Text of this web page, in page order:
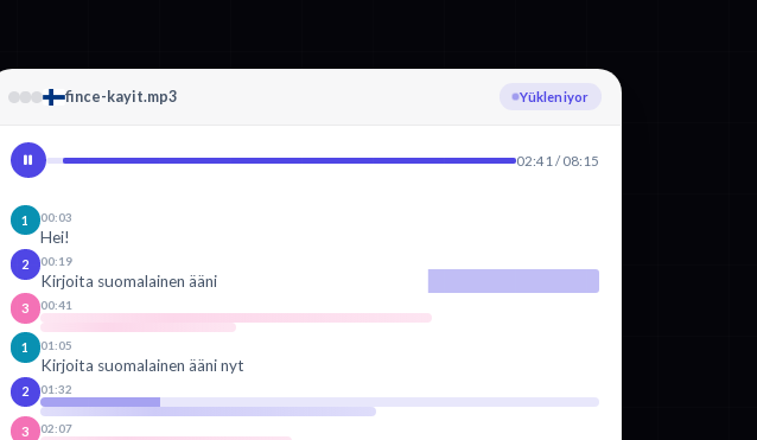
fince-kayit.mp3 Fince yazıya dökülüyor
02:41 / 08:15
1 00:03
Hei!
2 00:19
Kirjoita suomalainen ääni
3 00:41
1 01:05
Kirjoita suomalainen ääni nyt
2 01:32
3 02:07